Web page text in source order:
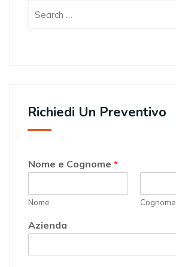
Richiedi Un Preventivo
Nome e Cognome *
Nome Cognome
Azienda